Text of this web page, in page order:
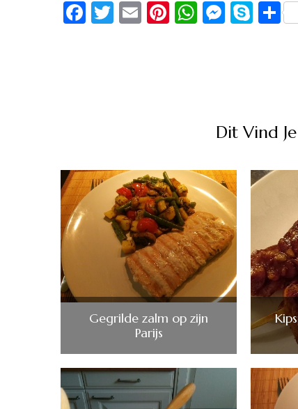
Facebook
Twitter
EmailPinterest
Dit Vind
Gegrilde zalm op zijn
Parijs